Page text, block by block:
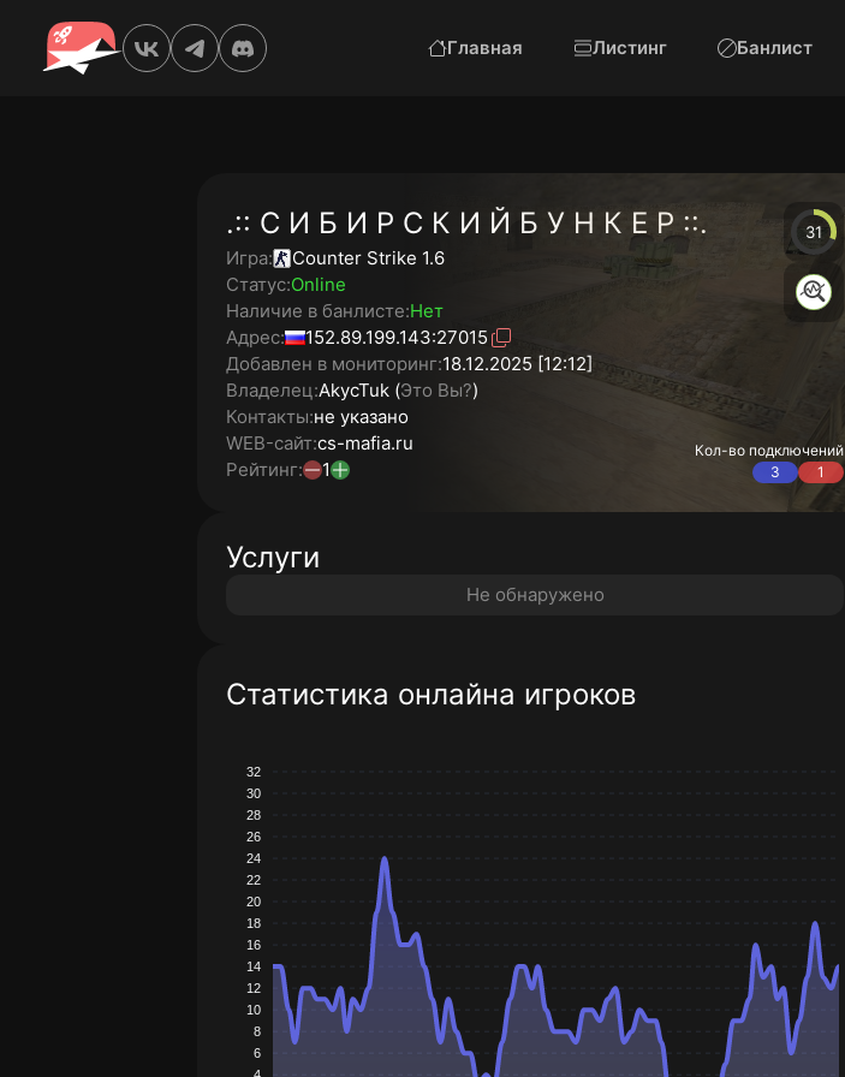
Главная Листинг Банлист
.:: С И Б И Р С К И Й Б У Н К Е Р ::.
Игра:
Counter Strike 1.6
Статус:Online
Наличие в банлисте:Нет
Адрес:
152.89.199.143:27015
Добавлен в мониторинг:18.12.2025 [12:12]
Владелец:AkycTuk (Это Вы?)
Контакты:не указано
WEB-сайт:cs-mafia.ru
Рейтинг:
1
31
Кол-во подключений
3
1
Услуги
Не обнаружено
Статистика онлайна игроков
32
30
28
26
24
22
20
18
16
14
12
10
8
6